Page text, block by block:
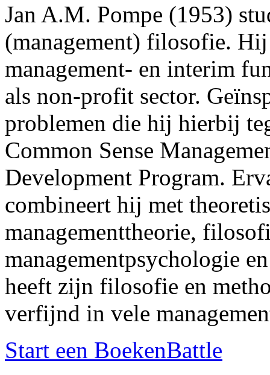
Jan A.M. Pompe (1953)
(management) filosofie.
management- en interim
als non-profit sector.
problemen die hij hierbij
Common Sense
Development Program.
combineert hij met
managementtheorie,
managementpsychologie
heeft zijn filosofie en
verfijnd in vele
Start een BoekenBattle